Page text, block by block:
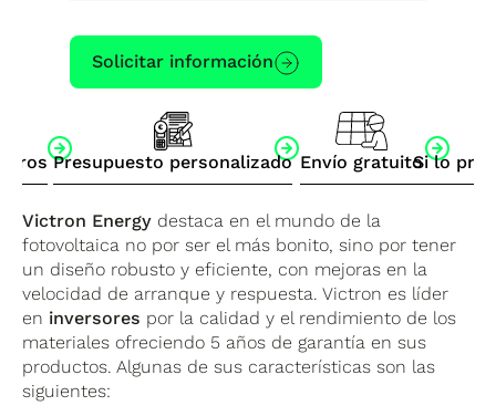
Solicitar información
Presupuesto personalizado Envío gratuitoSi lo
Victron Energy destaca en el mundo de la
fotovoltaica no por ser el más bonito, sino por tener
un diseño robusto y eficiente, con mejoras en la
velocidad de arranque y respuesta. Victron es líder
en inversores por la calidad y el rendimiento de los
materiales ofreciendo 5 años de garantía en sus
productos. Algunas de sus características son las
siguientes: